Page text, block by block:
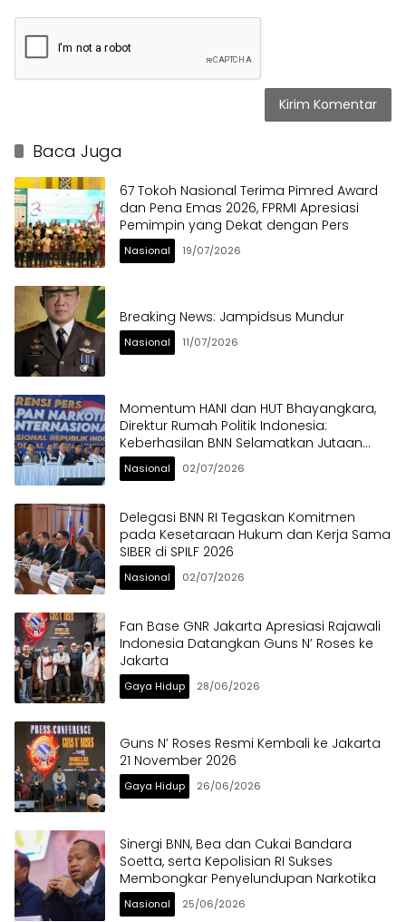
Baca Juga
67 Tokoh Nasional Terima Pimred Award
dan Pena Emas 2026, FPRMI Apresiasi
Pemimpin yang Dekat dengan Pers
Nasional 19/07/2026
Breaking News: Jampidsus Mundur
Nasional 11/07/2026
Momentum HANI dan HUT Bhayangkara,
Direktur Rumah Politik Indonesia:
Keberhasilan BNN Selamatkan Jutaan
Anak Bangsa dari Ancaman Narkoba
Nasional 02/07/2026
Delegasi BNN RI Tegaskan Komitmen
pada Kesetaraan Hukum dan Kerja Sama
SIBER di SPILF 2026
Nasional 02/07/2026
Fan Base GNR Jakarta Apresiasi Rajawali
Indonesia Datangkan Guns N’ Roses ke
Jakarta
Gaya Hidup 28/06/2026
Guns N’ Roses Resmi Kembali ke Jakarta
21 November 2026
Gaya Hidup 26/06/2026
Sinergi BNN, Bea dan Cukai Bandara
Soetta, serta Kepolisian RI Sukses
Membongkar Penyelundupan Narkotika
Nasional 25/06/2026